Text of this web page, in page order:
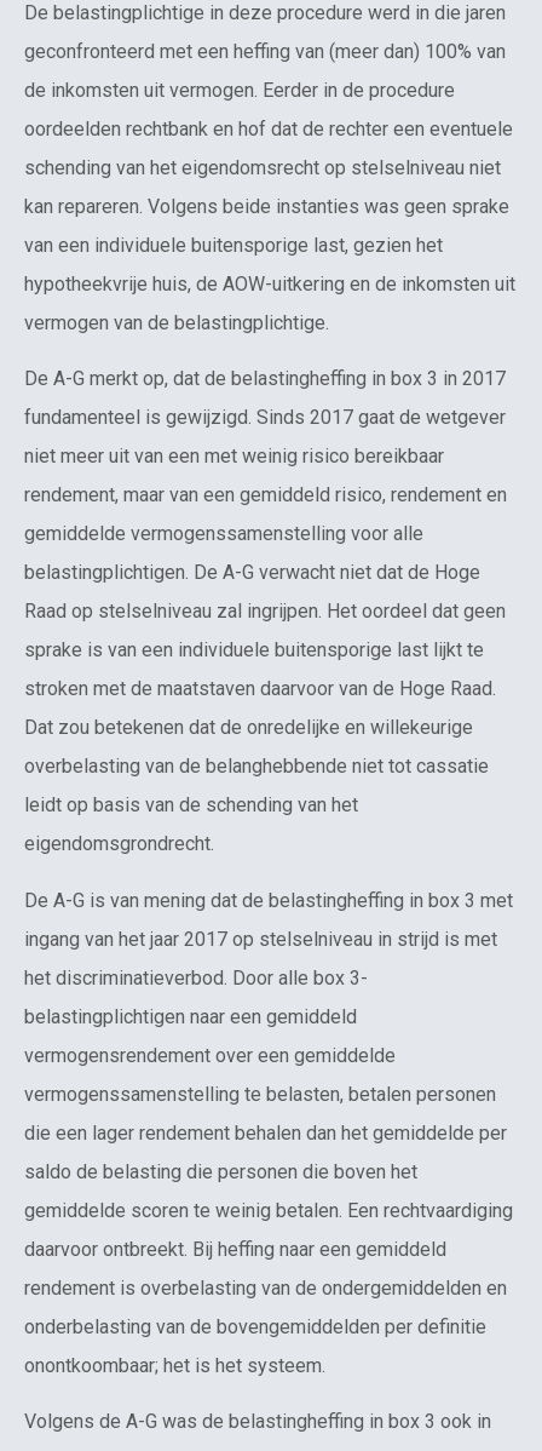
De belastingplichtige in deze procedure werd in die jaren
geconfronteerd met een heffing van (meer dan) 100% van
de inkomsten uit vermogen. Eerder in de procedure
oordeelden rechtbank en hof dat de rechter een eventuele
schending van het eigendomsrecht op stelselniveau niet
kan repareren. Volgens beide instanties was geen sprake
van een individuele buitensporige last, gezien het
hypotheekvrije huis, de AOW-uitkering en de inkomsten uit
vermogen van de belastingplichtige.
De A-G merkt op, dat de belastingheffing in box 3 in 2017
fundamenteel is gewijzigd. Sinds 2017 gaat de wetgever
niet meer uit van een met weinig risico bereikbaar
rendement, maar van een gemiddeld risico, rendement en
gemiddelde vermogenssamenstelling voor alle
belastingplichtigen. De A-G verwacht niet dat de Hoge
Raad op stelselniveau zal ingrijpen. Het oordeel dat geen
sprake is van een individuele buitensporige last lijkt te
stroken met de maatstaven daarvoor van de Hoge Raad.
Dat zou betekenen dat de onredelijke en willekeurige
overbelasting van de belanghebbende niet tot cassatie
leidt op basis van de schending van het
eigendomsgrondrecht.
De A-G is van mening dat de belastingheffing in box 3 met
ingang van het jaar 2017 op stelselniveau in strijd is met
het discriminatieverbod. Door alle box 3-
belastingplichtigen naar een gemiddeld
vermogensrendement over een gemiddelde
vermogenssamenstelling te belasten, betalen personen
die een lager rendement behalen dan het gemiddelde per
saldo de belasting die personen die boven het
gemiddelde scoren te weinig betalen. Een rechtvaardiging
daarvoor ontbreekt. Bij heffing naar een gemiddeld
rendement is overbelasting van de ondergemiddelden en
onderbelasting van de bovengemiddelden per definitie
onontkoombaar; het is het systeem.
Volgens de A-G was de belastingheffing in box 3 ook in